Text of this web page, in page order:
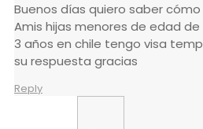
Buenos días quiero saber
Amis hijas menores de edad
3 años en chile tengo visa
su respuesta gracias
Reply